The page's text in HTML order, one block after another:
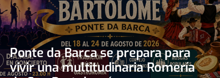
Ponte da Barca se prepara para
vivir una multitudinaria Romería